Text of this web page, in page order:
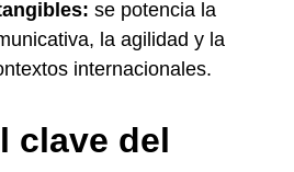
se potencia la
la agilidad y la
internacionales.
clave del